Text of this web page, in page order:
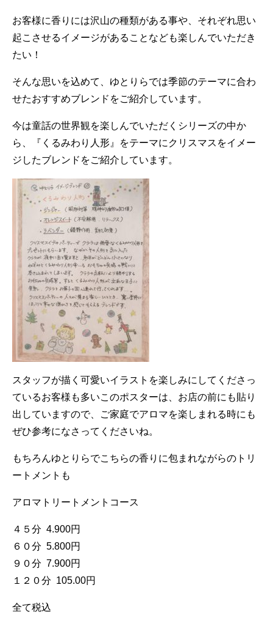
お客様に香りには沢山の種類がある事や、それぞれ思い
起こさせるイメージがあることなども楽しんでいただき
たい！
そんな思いを込めて、ゆとりらでは季節のテーマに合わ
せたおすすめブレンドをご紹介しています。
今は童話の世界観を楽しんでいただくシリーズの中か
ら、『くるみわり人形』をテーマにクリスマスをイメー
ジしたブレンドをご紹介しています。
スタッフが描く可愛いイラストを楽しみにしてくださっ
ているお客様も多いこのポスターは、お店の前にも貼り
出していますので、ご家庭でアロマを楽しまれる時にも
ぜひ参考になさってくださいね。
もちろんゆとりらでこちらの香りに包まれながらのトリ
ートメントも
アロマトリートメントコース
４５分 4.900円
６０分 5.800円
９０分 7.900円
１２０分 105.00円
全て税込